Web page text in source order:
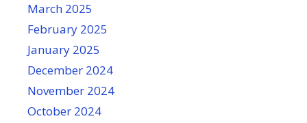
March 2025
February 2025
January 2025
December 2024
November 2024
October 2024